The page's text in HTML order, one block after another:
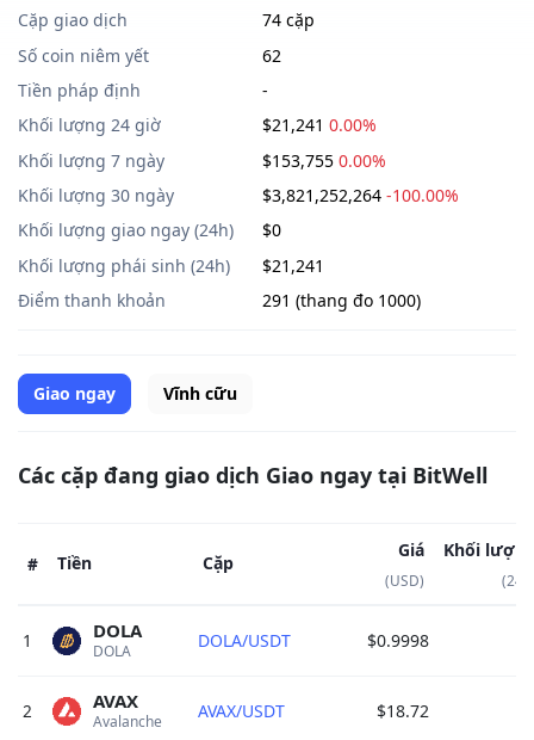
Cặp giao dịch
74 cặp
Số coin niêm yết
62
Tiền pháp định
-
Khối lượng 24 giờ
$21,241 0.00%
Khối lượng 7 ngày
$153,755 0.00%
Khối lượng 30 ngày
$3,821,252,264 -100.00%
Khối lượng giao ngay (24h)
$0
Khối lượng phái sinh (24h)
$21,241
Điểm thanh khoản
291 (thang đo 1000)
Giao ngay Vĩnh cữu
Các cặp đang giao dịch Giao ngay tại BitWell
# Tiền Cặp
Giá
(USD)
Khối
1 DOLA
DOLA DOLA/USDT $0.9998
2 Avalanche
AVAX AVAX/USDT $18.72